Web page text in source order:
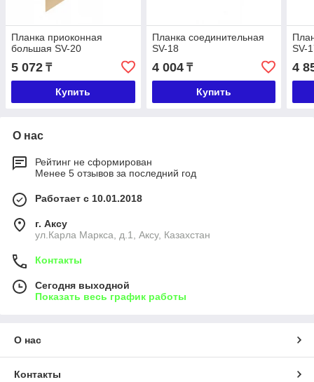
Планка приоконная
большая SV-20
5 072 ₸
Купить
Планка соединительная
SV-18
4 004₸
Купить
SV-
4
О нас
Рейтинг не сформирован
Менее 5 отзывов за последний год
Работает с 10.01.2018
г. Аксу
ул.Карла Маркса, д.1, Аксу, Казахстан
Контакты
Сегодня выходной
Показать весь график работы
О нас
Контакты